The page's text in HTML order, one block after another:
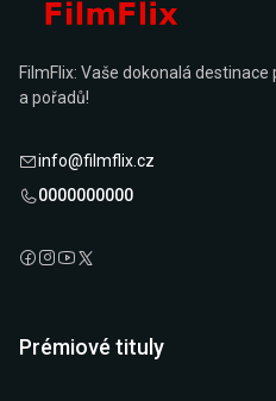
FilmFlix: Vaše dokonalá
a pořadů!
info@filmflix.cz
0000000000
Prémiové tituly